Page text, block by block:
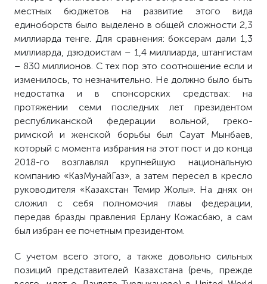
местных бюджетов на развитие этого вида
единоборств было выделено в общей сложности 2,3
миллиарда тенге. Для сравнения: боксерам дали 1,3
миллиарда, дзюдоистам – 1,4 миллиарда, штангистам
– 830 миллионов. С тех пор это соотношение если и
изменилось, то незначительно. Не должно было быть
недостатка и в спонсорских средствах: на
протяжении семи последних лет президентом
республиканской федерации вольной, греко-
римской и женской борьбы был Сауат Мынбаев,
который с момента избрания на этот пост и до конца
2018-го возглавлял крупнейшую национальную
компанию «КазМунайГаз», а затем пересел в кресло
руководителя «Казахстан Темир Жолы». На днях он
сложил с себя полномочия главы федерации,
передав бразды правления Ерлану Кожасбаю, а сам
был избран ее почетным президентом.
С учетом всего этого, а также довольно сильных
позиций представителей Казахстана (речь, прежде